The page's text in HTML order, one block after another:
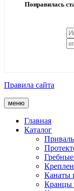
Понравилась
Правила сайта
меню
Главная
Каталог
Канаты
Кранцы